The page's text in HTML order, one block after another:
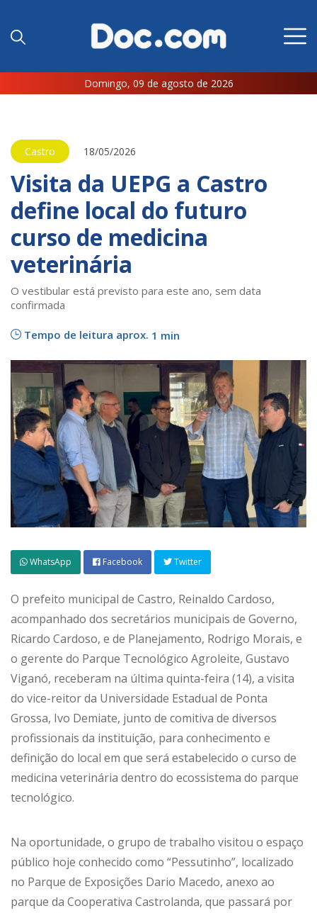
Domingo, 09 de agosto de 2026
Castro 18/05/2026
Visita da UEPG a Castro
define local do futuro
curso de medicina
veterinária
O vestibular está previsto para este ano, sem data
confirmada
Tempo de leitura aprox. 1 min
WhatsApp Facebook Twitter
O prefeito municipal de Castro, Reinaldo Cardoso,
acompanhado dos secretários municipais de Governo,
Ricardo Cardoso, e de Planejamento, Rodrigo Morais, e
o gerente do Parque Tecnológico Agroleite, Gustavo
Viganó, receberam na última quinta-feira (14), a visita
do vice-reitor da Universidade Estadual de Ponta
Grossa, Ivo Demiate, junto de comitiva de diversos
profissionais da instituição, para conhecimento e
definição do local em que será estabelecido o curso de
medicina veterinária dentro do ecossistema do parque
tecnológico.
Na oportunidade, o grupo de trabalho visitou o espaço
público hoje conhecido como “Pessutinho”, localizado
no Parque de Exposições Dario Macedo, anexo ao
parque da Cooperativa Castrolanda, que passará por